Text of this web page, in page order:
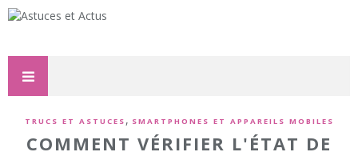
TRUCS ET ASTUCES , SMARTPHONES ET APPAREILS MOBILES
COMMENT VÉRIFIER L'ÉTAT DE